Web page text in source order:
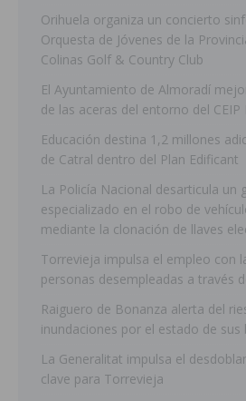
Orihuela organiza un concierto
Orquesta de Jóvenes de la
Colinas Golf & Country Club
El Ayuntamiento de Almoradí
de las aceras del entorno del CEIP
Educación destina 1,2 millones
de Catral dentro del Plan Edificant
La Policía Nacional desarticula un
especializado en el robo de
mediante la clonación de llaves
Torrevieja impulsa el empleo con
personas desempleadas a través
Raiguero de Bonanza alerta del
inundaciones por el estado de sus
La Generalitat impulsa el
clave para Torrevieja